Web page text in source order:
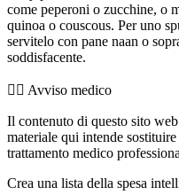
come peperoni o zucchine, o
quinoa o couscous. Per uno
servitelo con pane naan o
soddisfacente.
👨‍⚕️️ Avviso medico
Il contenuto di questo sito
materiale qui intende
trattamento medico
Crea una lista della spesa